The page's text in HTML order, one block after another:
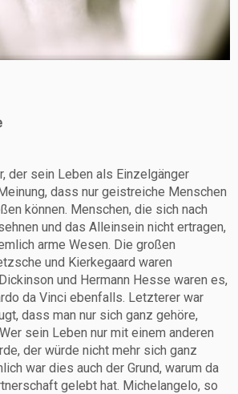
der sein Leben als Einzelgänger
dass nur geistreiche Menschen
können. Menschen, die sich nach
und das Alleinsein nicht ertragen,
arme Wesen. Die großen
und Kierkegaard waren
und Hermann Hesse waren es,
da Vinci ebenfalls. Letzterer war
dass man nur sich ganz gehöre,
sein Leben nur mit einem anderen
der würde nicht mehr sich ganz
war dies auch der Grund, warum da
gelebt hat. Michelangelo, so